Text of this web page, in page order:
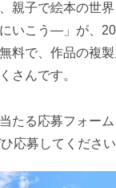
親子で絵本の世
いこう—」が、
料で、作品の複
さんです。
たる応募フォー
応募してください